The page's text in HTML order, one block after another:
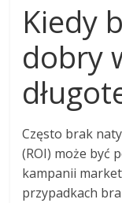
Kiedy
dobry
Często brak
(ROI) może być
kampanii
przypadkach